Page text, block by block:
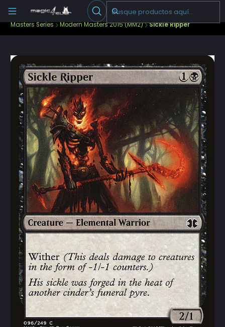
Escribenos
Cartas Sueltas Magic Ediciones Especiales
Masters Series Modern Masters 2015 (MM2) Sickle Ripper